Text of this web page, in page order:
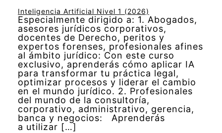
Inteligencia Artificial Nivel 1 (2026)
Especialmente dirigido a: 1. Abogados,
asesores jurídicos corporativos,
docentes de Derecho, peritos y
expertos forenses, profesionales afines
al ámbito jurídico: Con este curso
exclusivo, aprenderás cómo aplicar IA
para transformar tu práctica legal,
optimizar procesos y liderar el cambio
en el mundo jurídico. 2. Profesionales
del mundo de la consultoría,
corporativo, administrativo, gerencia,
banca y negocios: Aprenderás
a utilizar […]